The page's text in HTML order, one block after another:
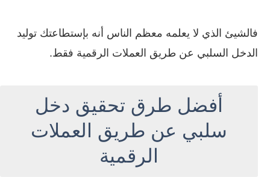
فالشيئ الذي لا يعلمه معظم الناس أنه بإستطاعتك توليد
الدخل السلبي عن طريق العملات الرقمية فقط.
أفضل طرق تحقيق دخل
سلبي عن طريق العملات
الرقمية